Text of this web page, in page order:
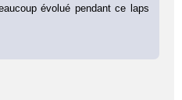
évolué pendant ce laps